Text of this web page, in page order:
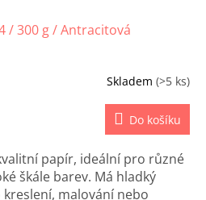
/ 300 g / Antracitová
Skladem (>5 ks)
Do košíku
papír, ideální pro různé
škále barev. Má hladký
malování nebo